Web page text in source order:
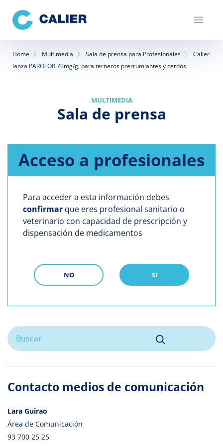
contenido
principal
Sobrescribir
enlaces
la
navegación
Home Multimedia Sala de prensa para Profesionales
Calier
lanza PAROFOR 70mg/g, para terneros prerrumiantes y cerdos
MULTIMEDIA
Sala de prensa
Acceso a profesionales
Para acceder a esta información debes
confirmar que eres profesional sanitario o
veterinario con capacidad de prescripción y
dispensación de medicamentos
NO SI
Contacto medios de comunicación
Lara Guirao
Área de Comunicación
93 700 25 25